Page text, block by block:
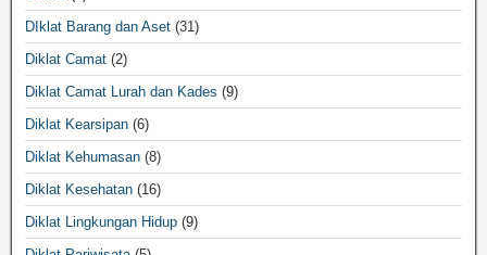
DIklat Barang dan Aset (31)
Diklat Camat (2)
Diklat Camat Lurah dan Kades (9)
Diklat Kearsipan (6)
Diklat Kehumasan (8)
Diklat Kesehatan (16)
Diklat Lingkungan Hidup (9)